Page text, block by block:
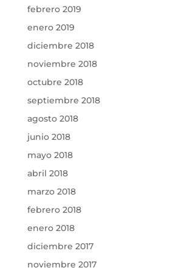
febrero 2019
enero 2019
diciembre 2018
noviembre 2018
octubre 2018
septiembre 2018
agosto 2018
junio 2018
mayo 2018
abril 2018
marzo 2018
febrero 2018
enero 2018
diciembre 2017
noviembre 2017